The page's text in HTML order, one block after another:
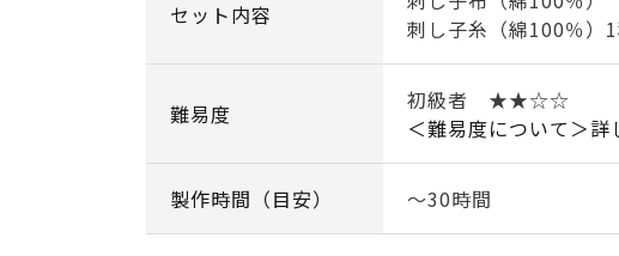
セット内容
刺し子糸（綿100％）
難易度
初級者 ★★☆☆
＜難易度について＞詳
製作時間（目安） ～30時間